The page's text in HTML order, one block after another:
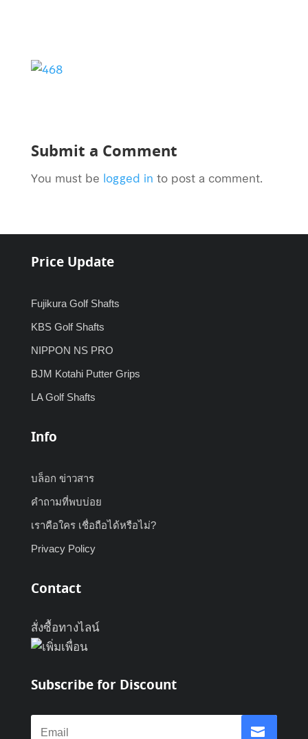
Submit a Comment
You must be logged in to post a comment.
Price Update
Fujikura Golf Shafts
KBS Golf Shafts
NIPPON NS PRO
BJM Kotahi Putter Grips
LA Golf Shafts
Info
บล็อก ข่าวสาร
คำถามที่พบบ่อย
เราคือใคร เชื่อถือได้หรือไม่?
Privacy Policy
Contact
สั่งซื้อทางไลน์
Subscribe for Discount